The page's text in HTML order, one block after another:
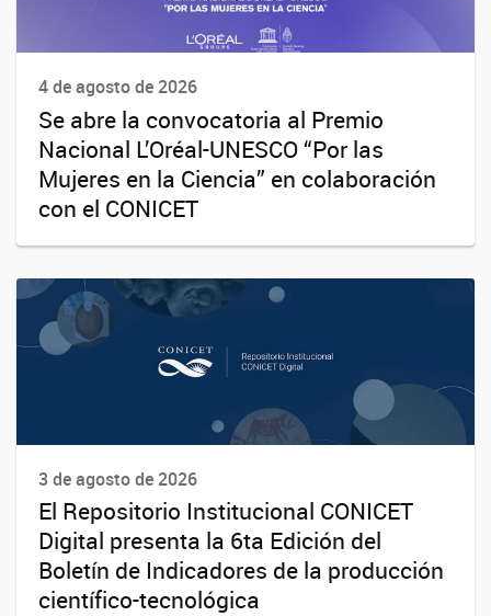
4 de agosto de 2026
Se abre la convocatoria al Premio
Nacional L’Oréal-UNESCO “Por las
Mujeres en la Ciencia” en colaboración
con el CONICET
3 de agosto de 2026
El Repositorio Institucional CONICET
Digital presenta la 6ta Edición del
Boletín de Indicadores de la producción
científico-tecnológica